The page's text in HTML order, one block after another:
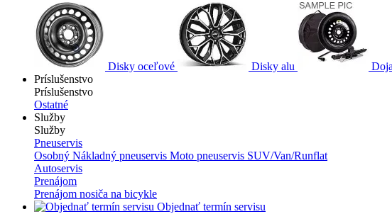
Disky oceľové Disky alu
Príslušenstvo
Príslušenstvo
Ostatné
Služby
Služby
Pneuservis
Osobný Nákladný pneuservis Moto pneuservis SUV/Van/Runflat
Autoservis
Prenájom
Prenájom nosiča na bicykle
Objednať termín servisu